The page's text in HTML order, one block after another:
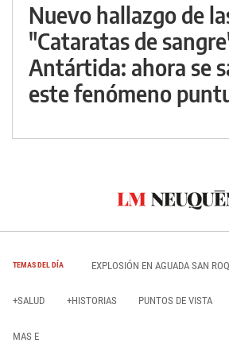
Nuevo hallazgo de
"Cataratas de
Antártida: ahora se
este fenómeno
TEMAS DEL DÍA EXPLOSIÓN EN AGUADA SAN
+SALUD +HISTORIAS PUNTOS DE VISTA
MAS E